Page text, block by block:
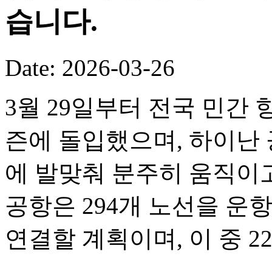
습니다.
Date: 2026-03-26
3월 29일부터 전국 민간
즌에 돌입했으며, 하이난
에 발맞춰 분주히 움직이
공항은 294개 노선을 운
연결할 계획이며, 이 중